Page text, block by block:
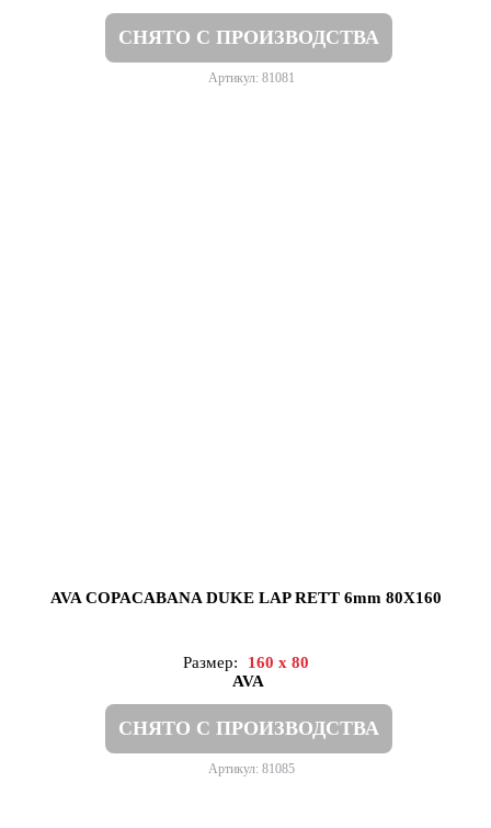
СНЯТО С ПРОИЗВОДСТВА
Артикул: 81081
AVA COPACABANA DUKE LAP RETT 6mm 80X160
Размер:
160 x 80
AVA
СНЯТО С ПРОИЗВОДСТВА
Артикул: 81085